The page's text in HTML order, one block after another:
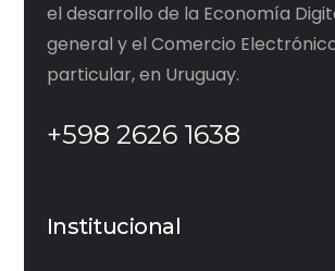
el desarrollo de la Economía
general y el Comercio
particular, en Uruguay.
+598 2626 1638
Institucional